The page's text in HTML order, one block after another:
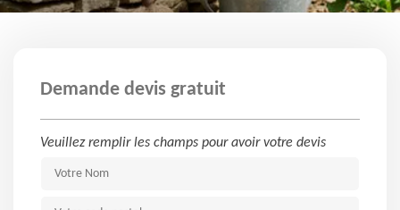
Demande devis gratuit
Veuillez remplir les champs pour avoir votre devis